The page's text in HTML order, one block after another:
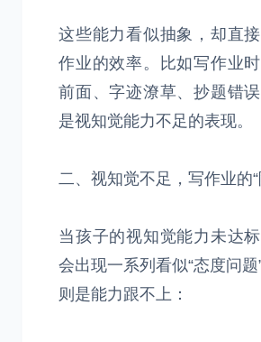
这些能力看似抽象，却直
作业的效率。比如写作业
前面、字迹潦草、抄题错
是视知觉能力不足的表现。
二、视知觉不足，写作业的
当孩子的视知觉能力未达
会出现一系列看似“态度问
则是能力跟不上：